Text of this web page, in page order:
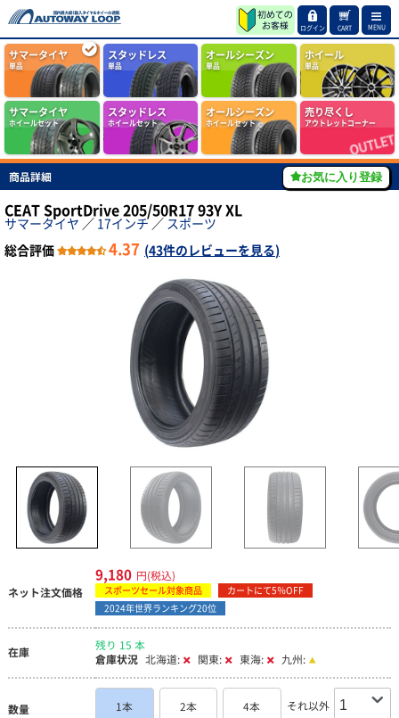
ログイン CART MENU
サマータイヤ
単品
スタッドレス
単品
オールシーズン
単品
ホイール
単品
サマータイヤ
ホイールセット
スタッドレス
ホイールセット
オールシーズン
ホイールセット
売り尽くし
アウトレットコーナー
商品詳細 お気に入り登録
CEAT SportDrive 205/50R17 93Y XL
サマータイヤ ／ 17インチ／ スポーツ
総合評価
4.37 (43件のレビューを見る)
ネット注文価格
9,180 円(税込)
スポーツセール対象商品
カートにて5％OFF
2024年世界ランキング20位
在庫
残り 15 本
倉庫状況 北海道: 関東: 東海: 九州:
数量 1本 2本 4本 それ以外